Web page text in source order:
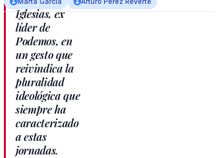
Iglesias, ex
líder de
Podemos, en
un gesto que
reivindica la
pluralidad
ideológica que
siempre ha
caracterizado
a estas
jornadas.